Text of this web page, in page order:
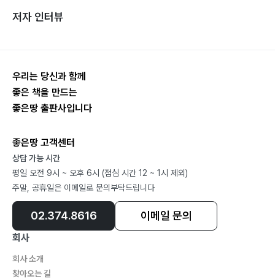
저자 인터뷰
우리는 당신과 함께
좋은 책을 만드는
좋은땅 출판사입니다
좋은땅 고객센터
상담 가능 시간
평일 오전 9시 ~ 오후 6시 (점심 시간 12 ~ 1시 제외)
주말, 공휴일은 이메일로 문의부탁드립니다
02.374.8616 이메일 문의
회사
회사 소개
찾아오는 길